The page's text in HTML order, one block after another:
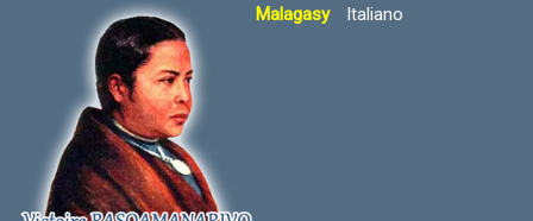
Malagasy Italiano